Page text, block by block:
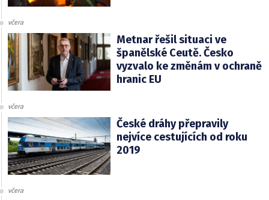
včera
Metnar řešil situaci ve
španělské Ceutě. Česko
vyzvalo ke změnám v ochraně
hranic EU
včera
České dráhy přepravily
nejvíce cestujících od roku
2019
včera